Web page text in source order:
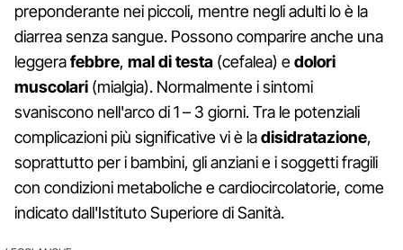
preponderante nei piccoli, mentre negli adulti lo è la
diarrea senza sangue. Possono comparire anche una
leggerafebbre, mal di testa (cefalea) edolori
muscolari (mialgia). Normalmente i sintomi
svaniscono nell'arco di 1 – 3 giorni. Tra le potenziali
complicazioni più significative vi è ladisidratazione,
soprattutto per i bambini, gli anziani e i soggetti fragili
con condizioni metaboliche e cardiocircolatorie, come
indicato dall'Istituto Superiore di Sanità.